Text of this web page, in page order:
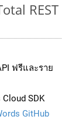
REST
ฟรีและราย
SDK
GitHub